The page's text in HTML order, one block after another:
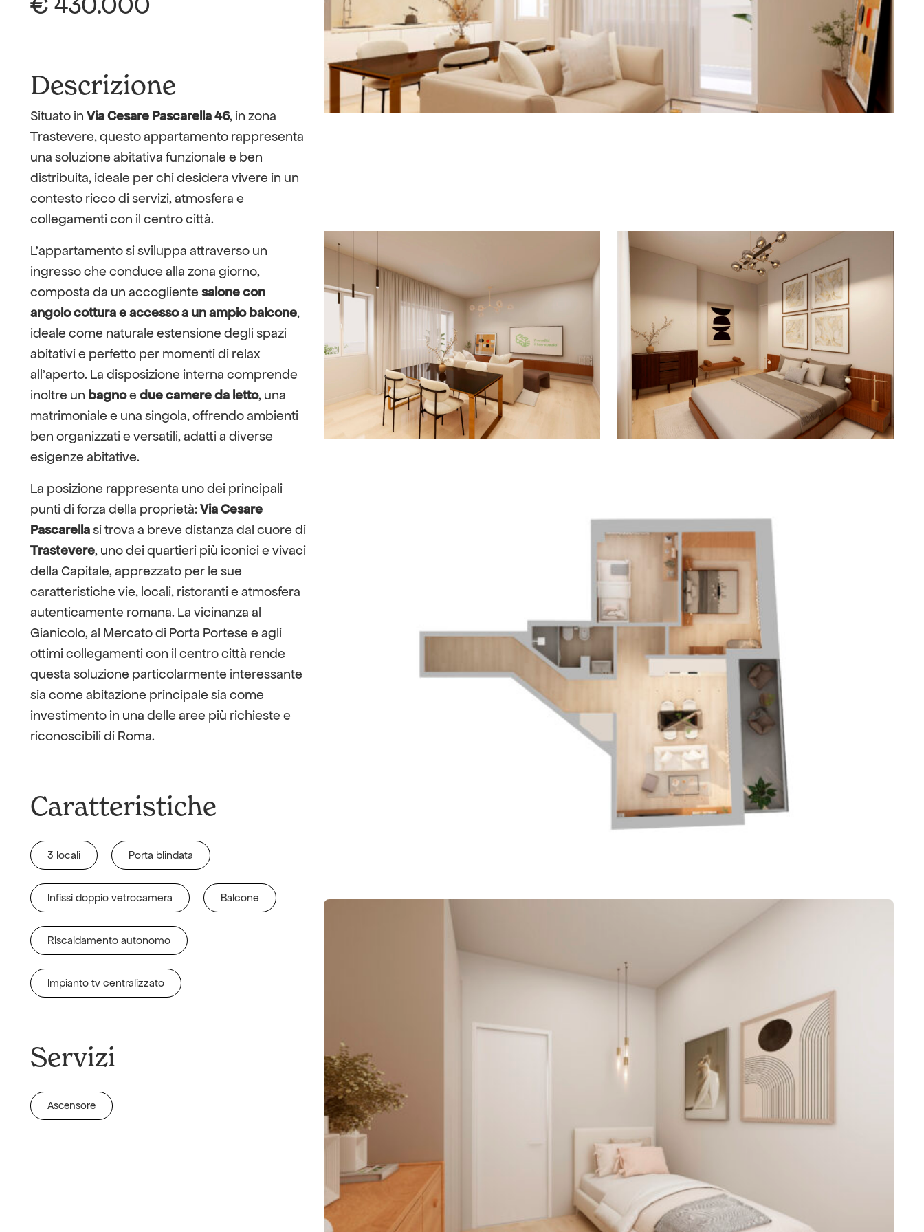
Descrizione
Situato in Via Cesare Pascarella 46, in zona
Trastevere, questo appartamento rappresenta
una soluzione abitativa funzionale e ben
distribuita, ideale per chi desidera vivere in un
contesto ricco di servizi, atmosfera e
collegamenti con il centro città.
L’appartamento si sviluppa attraverso un
ingresso che conduce alla zona giorno,
composta da un accogliente salone con
angolo cottura e accesso a un ampio balcone,
ideale come naturale estensione degli spazi
abitativi e perfetto per momenti di relax
all’aperto. La disposizione interna comprende
inoltre un bagnoe due camere da letto, una
matrimoniale e una singola, offrendo ambienti
ben organizzati e versatili, adatti a diverse
esigenze abitative.
La posizione rappresenta uno dei principali
punti di forza della proprietà:Via Cesare
Pascarellasi trova a breve distanza dal cuore di
Trastevere, uno dei quartieri più iconici e vivaci
della Capitale, apprezzato per le sue
caratteristiche vie, locali, ristoranti e atmosfera
autenticamente romana. La vicinanza al
Gianicolo, al Mercato di Porta Portese e agli
ottimi collegamenti con il centro città rende
questa soluzione particolarmente interessante
sia come abitazione principale sia come
investimento in una delle aree più richieste e
riconoscibili di Roma.
Caratteristiche
3 locali Porta blindata
Infissi doppio vetrocamera Balcone
Riscaldamento autonomo
Impianto tv centralizzato
Servizi
Ascensore